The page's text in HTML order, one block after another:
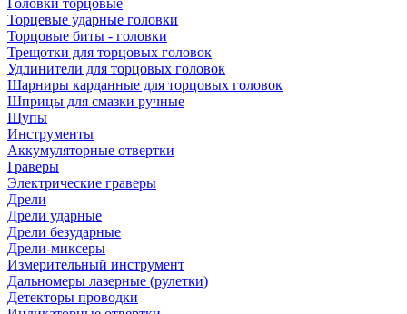
Головки торцовые
Торцевые ударные головки
Торцовые биты - головки
Трещотки для торцовых головок
Удлинители для торцовых головок
Шарниры карданные для торцовых головок
Шприцы для смазки ручные
Щупы
Инструменты
Аккумуляторные отвертки
Граверы
Электрические граверы
Дрели
Дрели ударные
Дрели безударные
Дрели-миксеры
Измерительный инструмент
Дальномеры лазерные (рулетки)
Детекторы проводки